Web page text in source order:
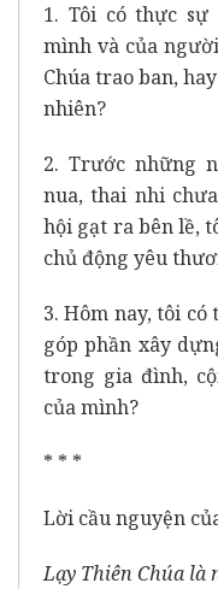
1. Tôi có thực sự
mình và của
Chúa trao ban,
nhiên?
2. Trước những
nua, thai nhi
hội gạt ra bên lề,
chủ động yêu
3. Hôm nay, tôi
góp phần xây
trong gia đình,
của mình?
* * *
Lời cầu nguyện
Lạy Thiên Chúa là